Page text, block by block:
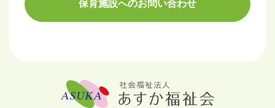
保育施設へのお問い合わせ